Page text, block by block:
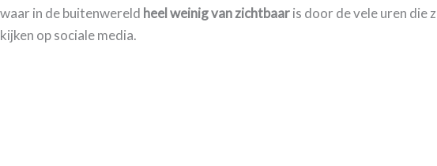
waar in de buitenwereld heel weinig van zichtbaaris door de vele uren die
kijken op sociale media.